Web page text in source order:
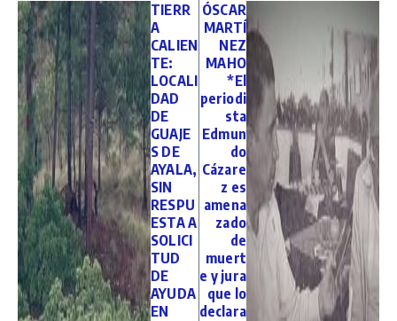
TIERR
A
CALIEN
TE:
LOCALI
DAD
DE
GUAJE
S DE
AYALA,
SIN
RESPU
ESTA A
SOLICI
TUD
DE
AYUDA
EN
ÓSCAR
MARTÍ
NEZ
MAHO
*El
periodi
sta
Edmun
do
Cázare
z es
amena
zado
de
muert
e y jura
que lo
declara